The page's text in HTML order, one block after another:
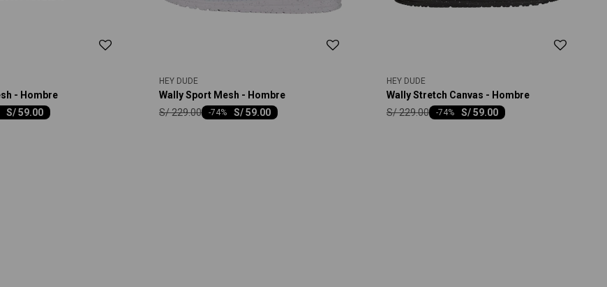
- Hombre
S/59.00
HEY DUDE
Wally Sport Mesh - Hombre
S/59.00
-74
S/229.00
HEY DUDE
Wally Stretch Canvas - Hombre
S/59.00
-74
S/229.00